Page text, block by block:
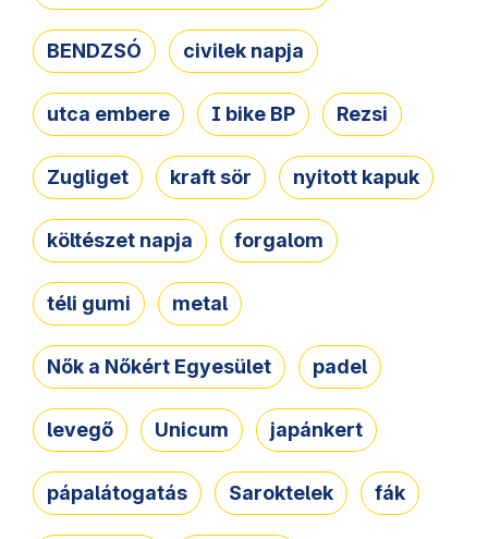
BENDZSÓ civilek napja
utca embere I bike BP Rezsi
Zugliget kraft sör nyitott kapuk
költészet napja forgalom
téli gumi metal
Nők a Nőkért Egyesület padel
levegő Unicum japánkert
pápalátogatás Saroktelek fák